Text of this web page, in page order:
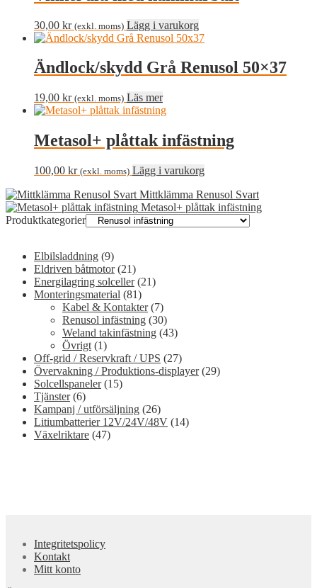
30,00 kr (exkl. moms) Lägg i varukorg
Ändlock/skydd Grå Renusol 50×37
19,00 kr (exkl. moms) Läs mer
Metasol+ plåttak infästning
100,00 kr (exkl. moms) Lägg i varukorg
Mittklämma Renusol Svart
Metasol+ plåttak infästning
Produktkategorier
Elbilsladdning (9)
Eldriven båtmotor (21)
Energilagring solceller (21)
Monteringsmaterial (81)
Kabel & Kontakter (7)
Renusol infästning (30)
Weland takinfästning (43)
Övrigt (1)
Off-grid / Reservkraft / UPS (27)
Övervakning / Produktions-displayer (29)
Solcellspaneler (15)
Tjänster (6)
Kampanj / utförsäljning (26)
Litiumbatterier 12V/24V/48V (14)
Växelriktare (47)
Integritetspolicy
Kontakt
Mitt konto